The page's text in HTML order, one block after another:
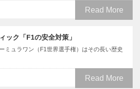
Read More
ック「F1の安全対策」
ミュラワン（F1世界選手権）はその長い歴史
Read More